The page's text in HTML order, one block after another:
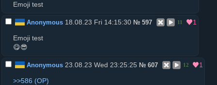
Emoji test
Anonymous18.08.23 Fri 14:15:30 № 597 11 1
Emoji test
😋😎
Anonymous23.08.23 Wed 23:25:25 № 607 12 1
>>586